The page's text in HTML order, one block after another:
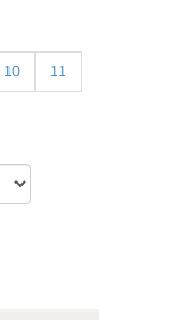
10
11